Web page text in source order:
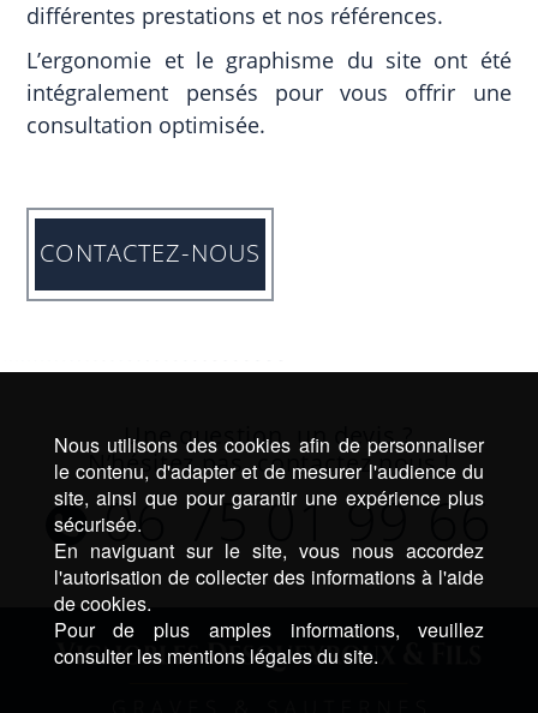
différentes prestations et nos références.
L’ergonomie et le graphisme du site ont été
intégralement pensés pour vous offrir une
consultation optimisée.
CONTACTEZ-NOUS
Une question, un devis ?
N’hésitez pas, contactez nous !
06 75 01 99 66
Nous utilisons des cookies afin de personnaliser
le contenu, d'adapter et de mesurer l'audience du
site, ainsi que pour garantir une expérience plus
sécurisée.
En naviguant sur le site, vous nous accordez
l'autorisation de collecter des informations à l'aide
de cookies.
Pour de plus amples informations, veuillez
consulter les mentions légales du site.